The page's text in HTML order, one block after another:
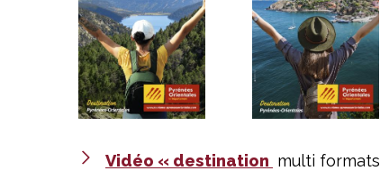
Vidéo « destination multi